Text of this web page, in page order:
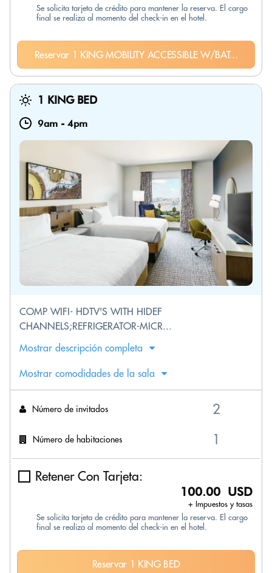
Se solicita tarjeta de crédito para mantener la reserva. El cargo
final se realiza al momento del check-in en el hotel.
Reservar 1 KING MOBILITY ACCESSIBLE W/BAT...
1 KING BED
9am - 4pm
COMP WIFI- HDTV'S WITH HIDEF
CHANNELS;REFRIGERATOR-MICR...
Mostrar descripción completa
Mostrar comodidades de la sala
Número de invitados
Número de habitaciones
Retener Con Tarjeta:
100.00 USD
+ Impuestos y tasas
Se solicita tarjeta de crédito para mantener la reserva. El cargo
final se realiza al momento del check-in en el hotel.
Reservar 1 KING BED